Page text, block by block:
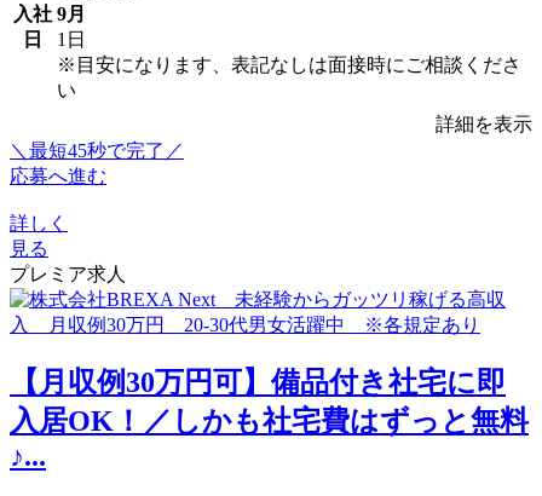
入社
日
9月
1日
※目安になります、表記なしは面接時にご相談くださ
い
詳細を表示
＼最短45秒で完了／
応募へ進む
詳しく
見る
プレミア求人
【月収例30万円可】備品付き社宅に即
入居OK！／しかも社宅費はずっと無料
♪...